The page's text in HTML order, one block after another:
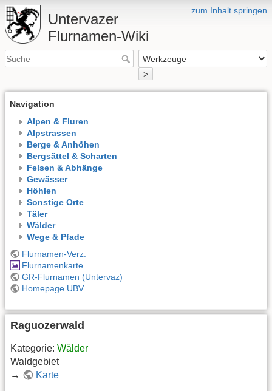
zum Inhalt springen
Untervazer
Flurnamen-Wiki
>
Navigation
Alpen & Fluren
Alpstrassen
Berge & Anhöhen
Bergsättel & Scharten
Felsen & Abhänge
Gewässer
Höhlen
Sonstige Orte
Täler
Wälder
Wege & Pfade
Flurnamen-Verz.
Flurnamenkarte
GR-Flurnamen (Untervaz)
Homepage UBV
Raguozerwald
Kategorie: Wälder
Waldgebiet
→
Karte